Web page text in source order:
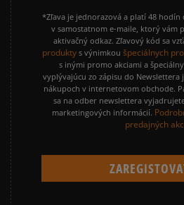
*Zľava je jednorazová a platí 48
v samostatnom e-maile, ktorý vám
aktivačný odkaz. Zľavový kód sa
produkty s výnimkou špeciálnych
s inými promo akciami a
vyplývajúcu zo zápisu do
nákupoch v internetovom obchode.
sa na odber newslettera
marketingových informácií.
predajných